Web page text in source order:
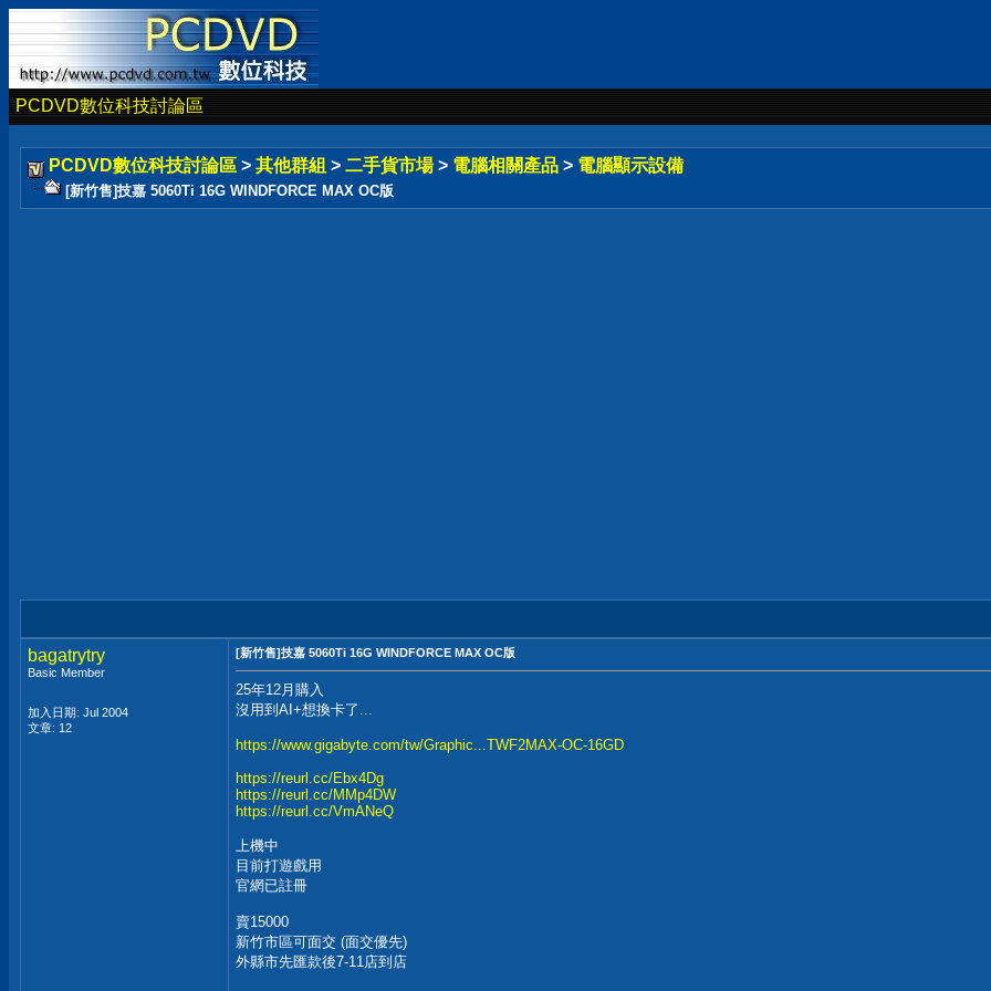
PCDVD數位科技討論區
PCDVD數位科技討論區 > 其他群組 > 二手貨市場 > 電腦相關產品 > 電腦顯示設備
[新竹售]技嘉 5060Ti 16G WINDFORCE MAX OC版
bagatrytry
Basic Member
加入日期: Jul 2004
文章: 12
[新竹售]技嘉 5060Ti 16G WINDFORCE MAX OC版
25年12月購入
沒用到AI+想換卡了...
https://www.gigabyte.com/tw/Graphic...TWF2MAX-OC-16GD
https://reurl.cc/Ebx4Dg
https://reurl.cc/MMp4DW
https://reurl.cc/VmANeQ
上機中
目前打遊戲用
官網已註冊
賣15000
新竹市區可面交 (面交優先)
外縣市先匯款後7-11店到店